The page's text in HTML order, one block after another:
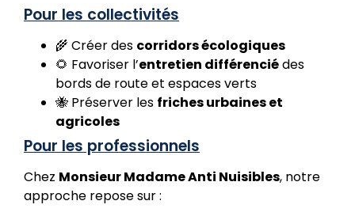
Pour les collectivités
🌾 Créer des corridors écologiques
🌻 Favoriser l’entretien différenciédes
bords de route et espaces verts
🐝 Préserver les friches urbaines et
agricoles
Pour les professionnels
Chez Monsieur Madame Anti Nuisibles, notre
approche repose sur :